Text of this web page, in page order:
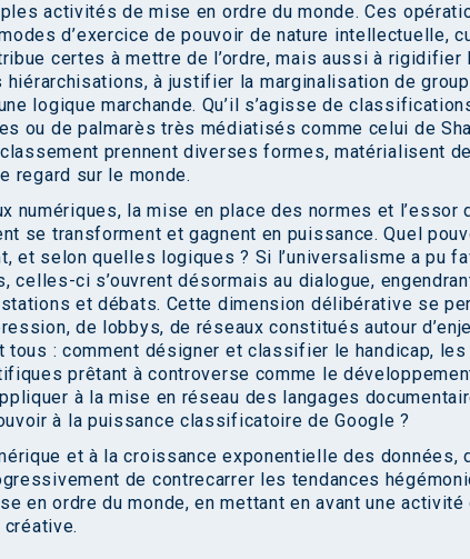
activités de mise en ordre du monde. Ces
d’exercice de pouvoir de nature intellectuelle,
certes à mettre de l’ordre, mais aussi à rigidifier
à justifier la marginalisation de
logique marchande. Qu’il s’agisse de
ou de palmarès très médiatisés comme celui de
prennent diverses formes, matérialisent
regard sur le monde.
numériques, la mise en place des normes et l’essor
se transforment et gagnent en puissance. Quel
et selon quelles logiques ? Si l’universalisme a pu
celles-ci s’ouvrent désormais au dialogue,
et débats. Cette dimension délibérative se
de lobbys, de réseaux constitués autour
tous : comment désigner et classifier le handicap, les
prêtant à controverse comme le
à la mise en réseau des langages
à la puissance classificatoire de Google ?
et à la croissance exponentielle des données,
de contrecarrer les tendances
en ordre du monde, en mettant en avant une activité